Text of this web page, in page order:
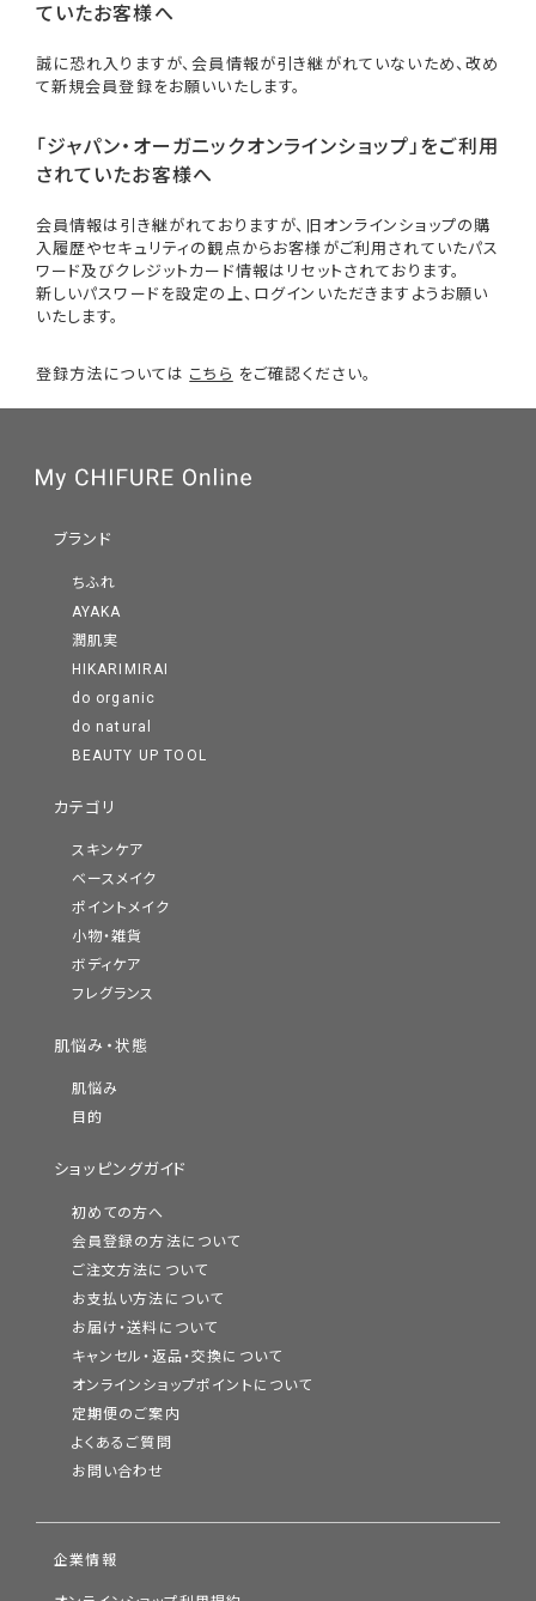
ていたお客様へ
誠に恐れ入りますが、会員情報が引き継がれていないため、改め
て新規会員登録をお願いいたします。
「ジャパン・オーガニックオンラインショップ」をご利用
されていたお客様へ
会員情報は引き継がれておりますが、旧オンラインショップの購
入履歴やセキュリティの観点からお客様がご利用されていたパス
ワード及びクレジットカード情報はリセットされております。
新しいパスワードを設定の上、ログインいただきますようお願い
いたします。
登録方法については こちら をご確認ください。
ブランド
ちふれ
AYAKA
潤肌実
HIKARIMIRAI
do organic
do natural
BEAUTY UP TOOL
カテゴリ
スキンケア
ベースメイク
ポイントメイク
小物・雑貨
ボディケア
フレグランス
肌悩み・状態
肌悩み
目的
ショッピングガイド
初めての方へ
会員登録の方法について
ご注文方法について
お支払い方法について
お届け・送料について
キャンセル・返品・交換について
オンラインショップポイントについて
定期便のご案内
よくあるご質問
お問い合わせ
企業情報